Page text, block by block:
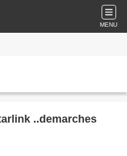
MENU
..demarches